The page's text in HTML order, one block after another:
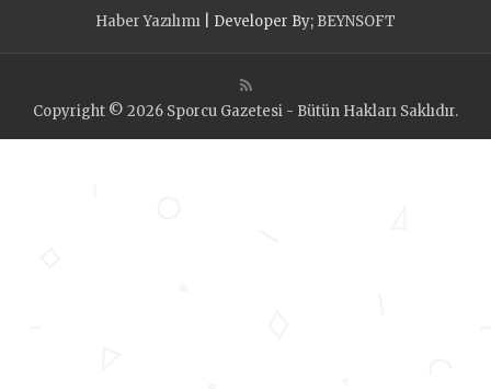
Haber Yazılımı | Developer By; BEYNSOFT
Copyright © 2026 Sporcu Gazetesi - Bütün Hakları Saklıdır.